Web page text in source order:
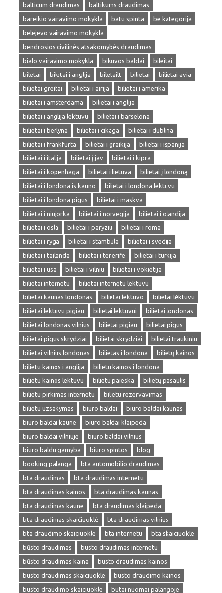
balticum draudimas
baltikums draudimas
bareikio vairavimo mokykla
batu spinta
be kategorija
belejevo vairavimo mokykla
bendrosios civilinės atsakomybės draudimas
bialo vairavimo mokykla
bikuvos baldai
bileitai
biletai
biletai i anglija biletailt bilietai
bilietai avia
bilietai greitai
bilietai i airija
bilietai i amerika
bilietai i amsterdama
bilietai i anglija
bilietai i anglija lektuvu
bilietai i barselona
bilietai i berlyna
bilietai i cikaga
bilietai i dublina
bilietai i frankfurta
bilietai i graikija
bilietai i ispanija
bilietai i italija
bilietai į jav
bilietai i kipra
bilietai i kopenhaga
bilietai i lietuva
bilietai į londoną
bilietai i londona is kauno
bilietai i londona lektuvu
bilietai i londona pigus
bilietai i maskva
bilietai i niujorka
bilietai i norvegija
bilietai i olandija
bilietai i osla
bilietai i paryziu
bilietai i roma
bilietai i ryga
bilietai i stambula
bilietai i svedija
bilietai i tailanda
bilietai i tenerife
bilietai i turkija
bilietai i usa
bilietai i vilniu
bilietai i vokietija
bilietai internetu
bilietai internetu lektuvu
bilietai kaunas londonas
bilietai lektuvo
bilietai lėktuvu
bilietai lektuvu pigiau
bilietai lektuvui
bilietai londonas
bilietai londonas vilnius
bilietai pigiau
bilietai pigus
bilietai pigus skrydziai
bilietai skrydziai
bilietai traukiniu
bilietai vilnius londonas
bilietas i londona
bilietų kainos
bilietu kainos i anglija
bilietu kainos i londona
bilietu kainos lektuvu
bilietu paieska
bilietų pasaulis
bilietu pirkimas internetu
bilietu rezervavimas
bilietu uzsakymas
biuro baldai
biuro baldai kaunas
biuro baldai kaune
biuro baldai klaipeda
biuro baldai vilniuje
biuro baldai vilnius
biuro baldu gamyba
biuro spintos
blog
booking palanga
bta automobilio draudimas
bta draudimas
bta draudimas internetu
bta draudimas kainos
bta draudimas kaunas
bta draudimas kaune
bta draudimas klaipeda
bta draudimas skaičiuoklė
bta draudimas vilnius
bta draudimo skaiciuokle
bta internetu
bta skaiciuokle
būsto draudimas
busto draudimas internetu
būsto draudimas kaina
busto draudimas kainos
busto draudimas skaiciuokle
busto draudimo kainos
busto draudimo skaiciuokle
butai nuomai palangoje